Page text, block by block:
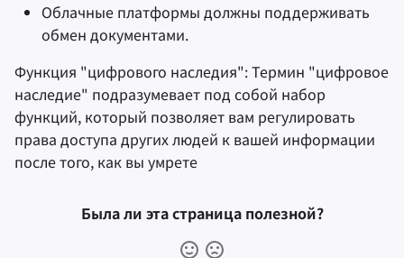
Облачные платформы должны поддерживать
обмен документами.
Функция "цифрового наследия": Термин "цифровое
наследие" подразумевает под собой набор
функций, который позволяет вам регулировать
права доступа других людей к вашей информации
после того, как вы умрете
Была ли эта страница полезной?